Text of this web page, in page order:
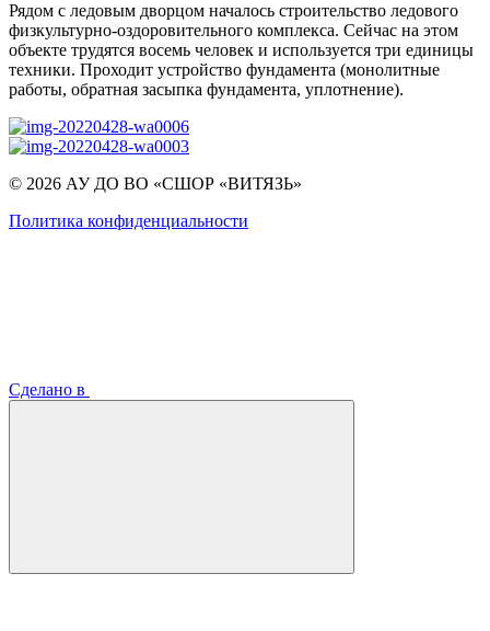
Рядом с ледовым дворцом началось строительство ледового
физкультурно-оздоровительного комплекса. Сейчас на этом
объекте трудятся восемь человек и используется три единицы
техники. Проходит устройство фундамента (монолитные
работы, обратная засыпка фундамента, уплотнение).
© 2026 АУ ДО ВО «СШОР «ВИТЯЗЬ»
Политика конфиденциальности
Сделано в